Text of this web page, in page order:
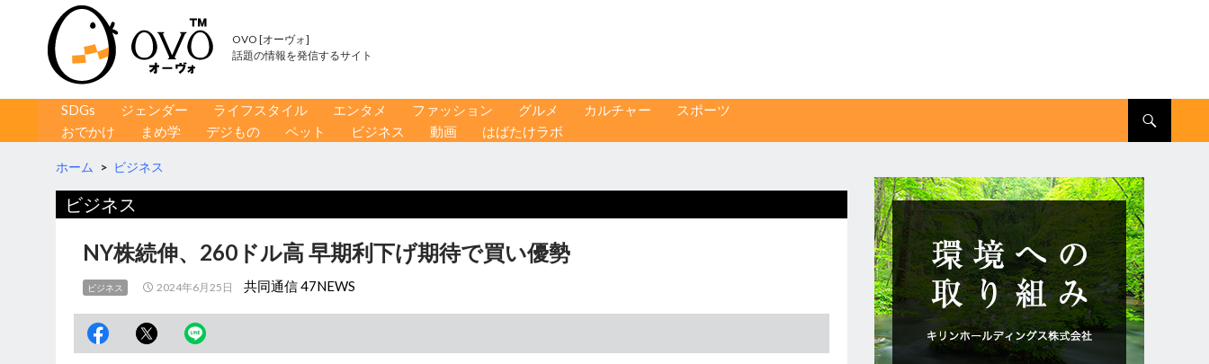
OVO [オーヴォ]
話題の情報を発信するサイト
コンテンツへ移動
SDGs ジェンダー ライフスタイル エンタメ ファッション グルメ カルチャー
スポーツ
おでかけ
まめ学 デジもの ペット ビジネス 動画 はばたけラボ
ホーム > ビジネス
ビジネス
NY株続伸、260ドル高 早期利下げ期待で買い優勢
ビジネス 2024年6月25日 共同通信 47NEWS